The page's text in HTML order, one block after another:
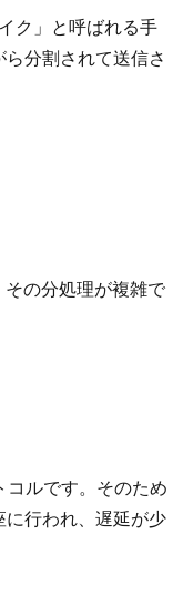
ク」と呼ばれる手
分割されて送信さ
の分処理が複雑で
コルです。そのため
行われ、遅延が少